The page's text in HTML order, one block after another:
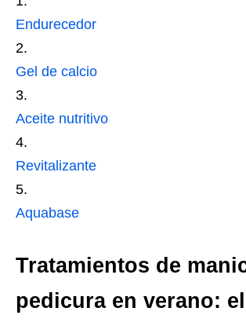
Endurecedor
Gel de calcio
Aceite nutritivo
Revitalizante
Aquabase
Tratamientos de
pedicura en verano: